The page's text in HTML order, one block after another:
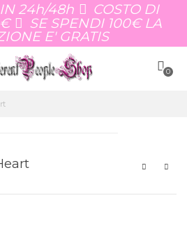
24h/48h
COSTO DI
SE SPENDI 100€ LA
E' GRATIS
0